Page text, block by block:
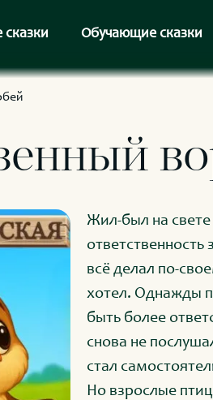
сказки Обучающие сказки
Жил-был на
всё делал по-
хотел. Однажды
быть более
снова не
стал
Но взрослые